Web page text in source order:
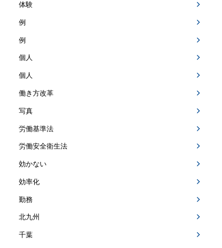
体験
例
例
個人
個人
働き方改革
写真
労働基準法
労働安全衛生法
効かない
効率化
勤務
北九州
千葉